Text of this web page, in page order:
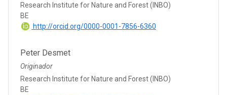
Research Institute for Nature and Forest (INBO)
BE
http://orcid.org/0000-0001-7856-6360
Peter Desmet
Originador
Research Institute for Nature and Forest (INBO)
BE